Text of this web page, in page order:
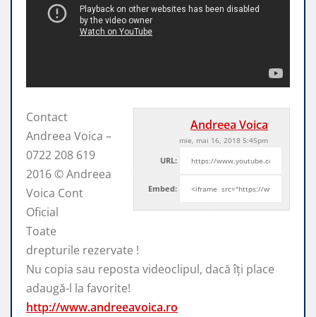
Andreea Voica
mie, mai 16, 2018 5:45pm
URL:
Embed:
Contact
Andreea Voica –
0722 208 619
2016 © Andreea
Voica Cont
Oficial
Toate
drepturile rezervate !
Nu copia sau reposta videoclipul, dacăîți place
adaugă-l la favorite!
http://www.andreeavoica.ro